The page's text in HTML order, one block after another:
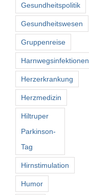
Gesundheitspolitik
Gesundheitswesen
Gruppenreise
Harnwegsinfektionen
Herzerkrankung
Herzmedizin
Hiltruper
Parkinson-
Tag
Hirnstimulation
Humor